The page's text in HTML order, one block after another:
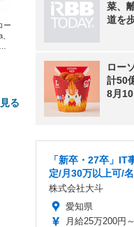
ー
る
菜、
道を
ロー
計50
8月
「新卒・27卒」IT
定/月30万以上可/
株式会社大斗
愛知県
月給25万200円